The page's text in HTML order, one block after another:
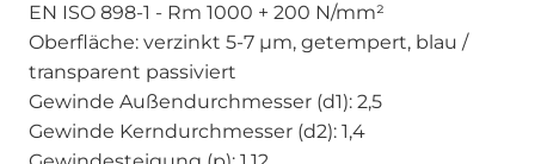
EN ISO 898-1 - Rm 1000 + 200 N/mm²
Oberfläche: verzinkt 5-7 µm, getempert, blau /
transparent passiviert
Gewinde Außendurchmesser (d1): 2,5
Gewinde Kerndurchmesser (d2): 1,4